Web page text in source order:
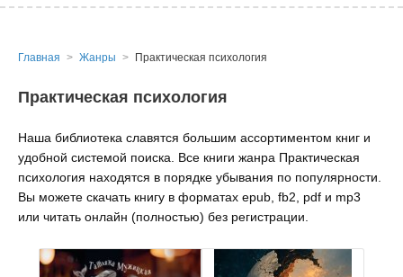
Главная Жанры Практическая психология
Практическая психология
Наша библиотека славятся большим ассортиментом книг и
удобной системой поиска. Все книги жанра Практическая
психология находятся в порядке убывания по популярности.
Вы можете скачать книгу в форматах epub, fb2, pdf и mp3
или читать онлайн (полностью) без регистрации.